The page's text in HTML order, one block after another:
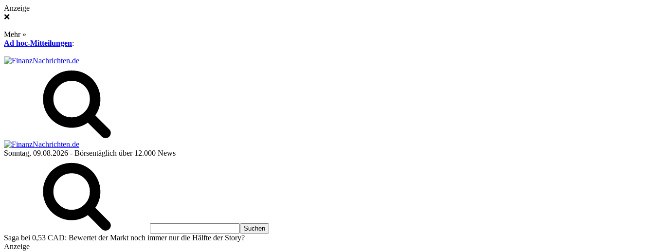
Anzeige
❌
Mehr »
Ad hoc-Mitteilungen:
Sonntag, 09.08.2026 - Börsentäglich über 12.000 News
Saga bei 0,53 CAD: Bewertet der Markt noch immer nur die Hälfte der Story?
Anzeige